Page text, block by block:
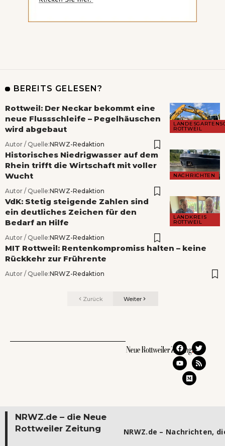
BEREITS GELESEN?
ROTTWEIL
Rottweil: Der Neckar bekommt eine
neue Flussschleife – Pegelhäuschen
wird abgebaut
Autor / Quelle:NRWZ-Redaktion
NACHRICHTEN
Historisches Niedrigwasser auf dem
Rhein trifft die Wirtschaft mit voller
Wucht
Autor / Quelle:NRWZ-Redaktion
LANDKREIS
ROTTWEIL
VdK: Stetig steigende Zahlen sind
ein deutliches Zeichen für den
Bedarf an Hilfe
Autor / Quelle:NRWZ-Redaktion
MIT Rottweil: Rentenkompromiss halten – keine
Rückkehr zur Frührente
Autor / Quelle:NRWZ-Redaktion
Zurück Weiter
NRWZ.de – die Neue
Rottweiler Zeitung
NRWZ.de – Nachrichten,